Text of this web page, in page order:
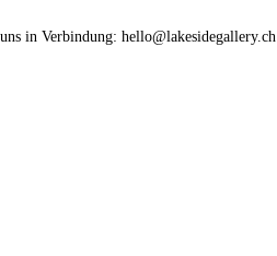
in Verbindung: hello@lakesidegallery.ch